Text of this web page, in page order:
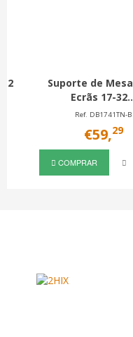
Suporte de Mesa AT-
Imperial para...
Ref. DB3270T-B
€30,14
COMPRAR